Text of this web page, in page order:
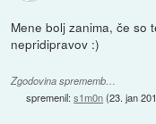
Mene bolj zanima, če so
nepridipravov :)
Zgodovina sprememb…
spremenil:s1m0n(23. jan